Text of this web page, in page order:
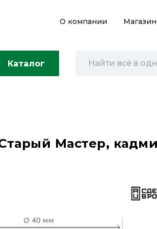
О компании
Каталог
Мастер,